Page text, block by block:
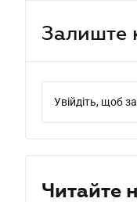
Залиште
Увійдіть, щоб
Читайте